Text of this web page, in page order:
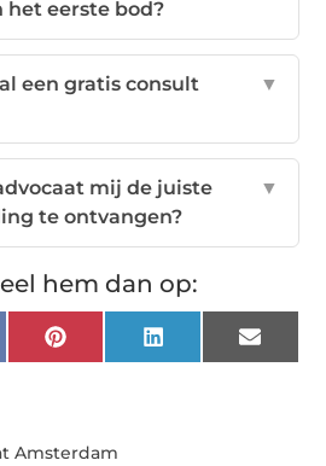
het eerste bod?
een gratis consult
▼
mij de juiste
te ontvangen?
▼
hem dan op:
PinterestLinkedIn Email
Amsterdam